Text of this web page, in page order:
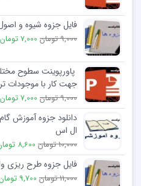
فایل جزوه شیوه و
9,000 تومان 7,000 تومان
پاورپوینت سطوح
جهت کار با موجودات
9,000 تومان 7,000 تومان
دانلود جزوه آموزش
ال اس
10,000 تومان 8,600 تومان
فایل جزوه طرح ریزی
11,000 تومان 9,700 تومان